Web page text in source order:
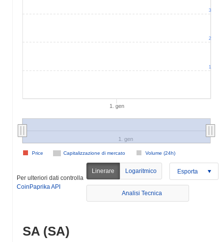
1. gen
Capitalizzazione di mercato Volume (24h)
Price
1. gen
1
2
3
Per ulteriori dati controlla
CoinPaprika API
Linerare Logaritmico Esporta
Analisi Tecnica
SA (SA)